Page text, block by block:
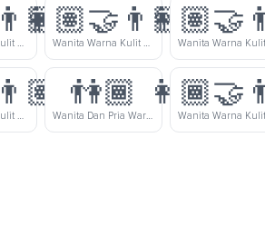
Wanita Warna Kulit Cerah-Sedang Dan Pria Warna Kulit Gelap Bergandengan Tangan
👩🏽‍🤝‍👨🏻
Wanita Warna Kulit Sedang Dan Pria Warna Kulit Cerah Bergandengan Tangan
Wanita Warna Kulit Gelap-Sedang Dan Pria Warna Kulit Sedang Bergandengan Tangan
👫🏾
Wanita Dan Pria Warna Kulit Gelap-Sedang Bergandengan Tangan